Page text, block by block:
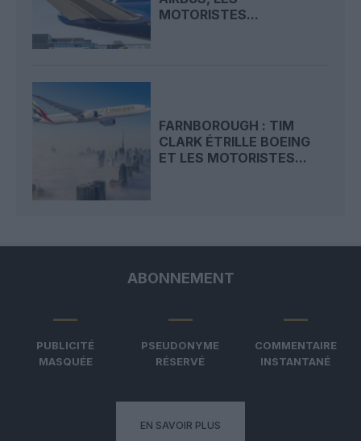
MOTORISTES...
FARNBOROUGH : TIM
CLARK ÉTRILLE BOEING
ET LES MOTORISTES...
ABONNEMENT
PUBLICITÉ
MASQUÉE
PSEUDONYME
RÉSERVÉ
COMMENTAIRE
INSTANTANÉ
EN SAVOIR PLUS